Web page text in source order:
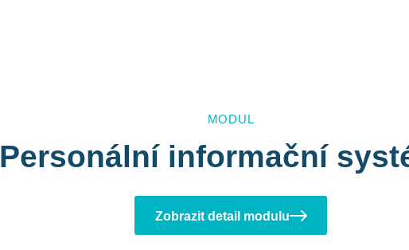
MODUL
Personální informační
Zobrazit detail modulu